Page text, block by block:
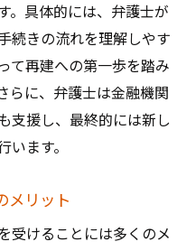
。具体的には、弁護士が
続きの流れを理解しやす
て再建への第一歩を踏み
らに、弁護士は金融機関
支援し、最終的には新し
います。
メリット
受けることには多くのメ